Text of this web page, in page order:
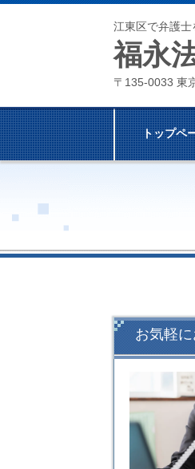
江東区で弁護士
福永
〒135-0033 東
トップペ
お気軽